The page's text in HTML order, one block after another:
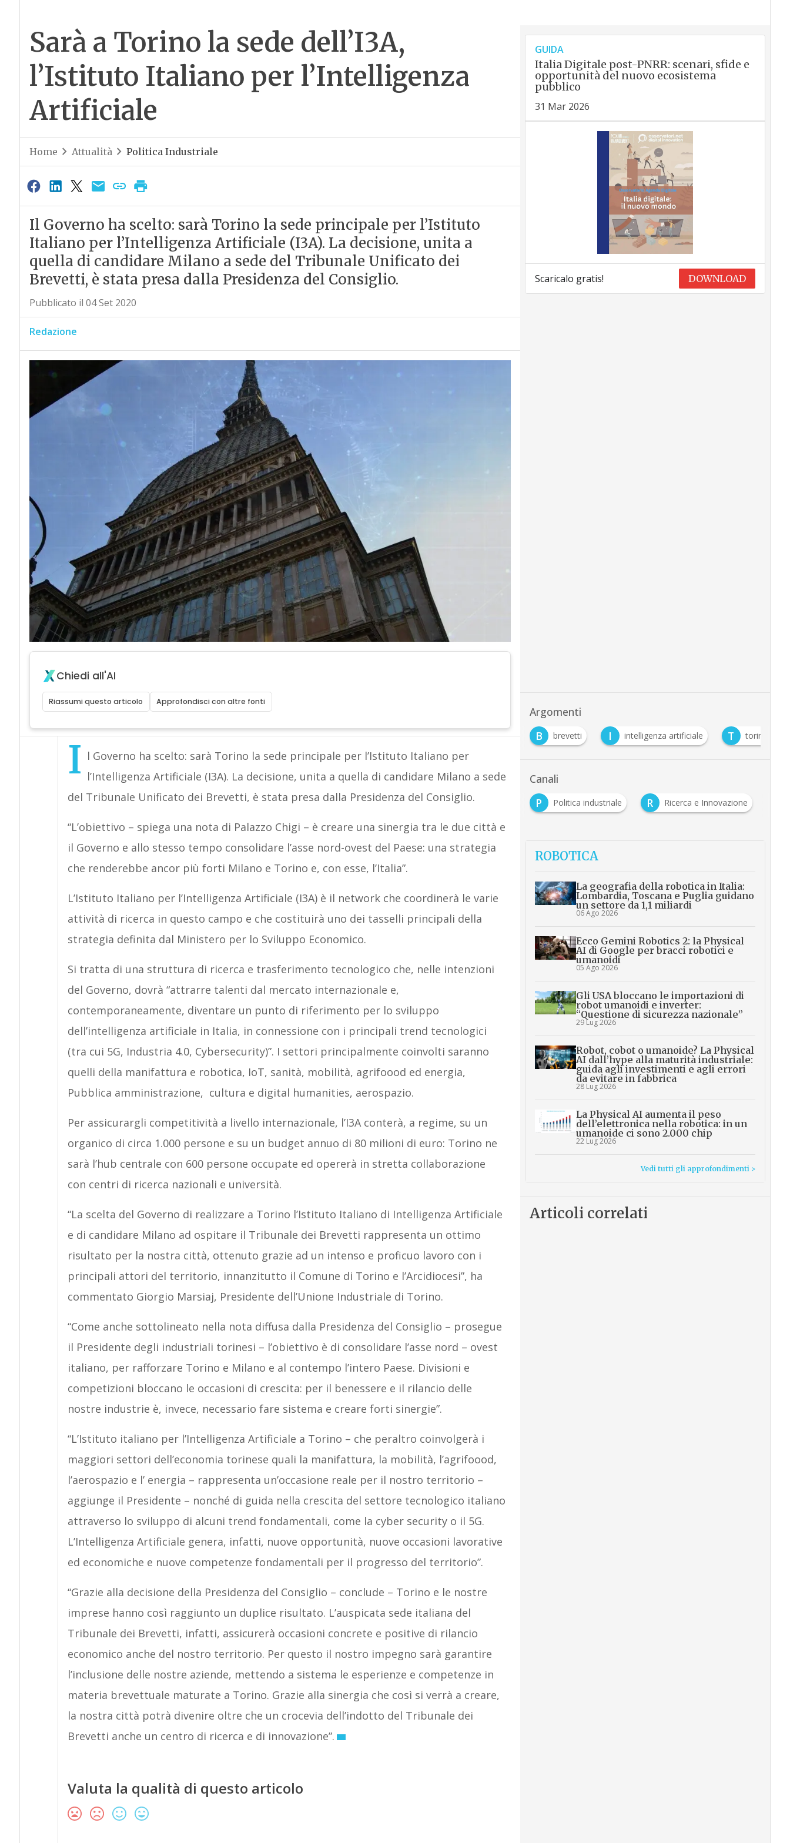
Sarà a Torino la sede dell’I3A,
l’Istituto Italiano per l’Intelligenza
Artificiale
Home Attualità Politica Industriale
Il Governo ha scelto: sarà Torino la sede principale per l’Istituto
Italiano per l’Intelligenza Artificiale (I3A). La decisione, unita a
quella di candidare Milano a sede del Tribunale Unificato dei
Brevetti, è stata presa dalla Presidenza del Consiglio.
Pubblicato il 04 Set 2020
Redazione
Chiedi all'AI
Riassumi questo articolo Approfondisci con altre fonti
I l Governo ha scelto: sarà Torino la sede principale per l’Istituto Italiano per
l’Intelligenza Artificiale (I3A). La decisione, unita a quella di candidare Milano a sede
del Tribunale Unificato dei Brevetti, è stata presa dalla Presidenza del Consiglio.
“L’obiettivo – spiega una nota di Palazzo Chigi – è creare una sinergia tra le due città e
il Governo e allo stesso tempo consolidare l’asse nord-ovest del Paese: una strategia
che renderebbe ancor più forti Milano e Torino e, con esse, l’Italia”.
L’Istituto Italiano per l’Intelligenza Artificiale (I3A) è il network che coordinerà le varie
attività di ricerca in questo campo e che costituirà uno dei tasselli principali della
strategia definita dal Ministero per lo Sviluppo Economico.
Si tratta di una struttura di ricerca e trasferimento tecnologico che, nelle intenzioni
del Governo, dovrà “attrarre talenti dal mercato internazionale e,
contemporaneamente, diventare un punto di riferimento per lo sviluppo
dell’intelligenza artificiale in Italia, in connessione con i principali trend tecnologici
(tra cui 5G, Industria 4.0, Cybersecurity)”. I settori principalmente coinvolti saranno
quelli della manifattura e robotica, IoT, sanità, mobilità, agrifoood ed energia,
Pubblica amministrazione, cultura e digital humanities, aerospazio.
Per assicurargli competitività a livello internazionale, l’I3A conterà, a regime, su un
organico di circa 1.000 persone e su un budget annuo di 80 milioni di euro: Torino ne
sarà l’hub centrale con 600 persone occupate ed opererà in stretta collaborazione
con centri di ricerca nazionali e università.
“La scelta del Governo di realizzare a Torino l’Istituto Italiano di Intelligenza Artificiale
e di candidare Milano ad ospitare il Tribunale dei Brevetti rappresenta un ottimo
risultato per la nostra città, ottenuto grazie ad un intenso e proficuo lavoro con i
principali attori del territorio, innanzitutto il Comune di Torino e l’Arcidiocesi”, ha
commentato Giorgio Marsiaj, Presidente dell’Unione Industriale di Torino.
“Come anche sottolineato nella nota diffusa dalla Presidenza del Consiglio – prosegue
il Presidente degli industriali torinesi – l’obiettivo è di consolidare l’asse nord – ovest
italiano, per rafforzare Torino e Milano e al contempo l’intero Paese. Divisioni e
competizioni bloccano le occasioni di crescita: per il benessere e il rilancio delle
nostre industrie è, invece, necessario fare sistema e creare forti sinergie”.
“L’Istituto italiano per l’Intelligenza Artificiale a Torino – che peraltro coinvolgerà i
maggiori settori dell’economia torinese quali la manifattura, la mobilità, l’agrifoood,
l’aerospazio e l’ energia – rappresenta un’occasione reale per il nostro territorio –
aggiunge il Presidente – nonché di guida nella crescita del settore tecnologico italiano
attraverso lo sviluppo di alcuni trend fondamentali, come la cyber security o il 5G.
L’Intelligenza Artificiale genera, infatti, nuove opportunità, nuove occasioni lavorative
ed economiche e nuove competenze fondamentali per il progresso del territorio”.
“Grazie alla decisione della Presidenza del Consiglio – conclude – Torino e le nostre
imprese hanno così raggiunto un duplice risultato. L’auspicata sede italiana del
Tribunale dei Brevetti, infatti, assicurerà occasioni concrete e positive di rilancio
economico anche del nostro territorio. Per questo il nostro impegno sarà garantire
l’inclusione delle nostre aziende, mettendo a sistema le esperienze e competenze in
materia brevettuale maturate a Torino. Grazie alla sinergia che così si verrà a creare,
la nostra città potrà divenire oltre che un crocevia dell’indotto del Tribunale dei
Brevetti anche un centro di ricerca e di innovazione”.
Valuta la qualità di questo articolo
GUIDA
Italia Digitale post-PNRR: scenari, sfide e
opportunità del nuovo ecosistema
pubblico
31 Mar 2026
Scaricalo gratis! DOWNLOAD
Argomenti
A
artificial intelligence B brevetti I intelligenza artificiale T torino
Canali
P
Politica industriale R Ricerca e Innovazione
ROBOTICA
La geografia della robotica in Italia:
Lombardia, Toscana e Puglia guidano
un settore da 1,1 miliardi
06 Ago 2026
Ecco Gemini Robotics 2: la Physical
AI di Google per bracci robotici e
umanoidi
05 Ago 2026
Gli USA bloccano le importazioni di
robot umanoidi e inverter:
“Questione di sicurezza nazionale”
29 Lug 2026
Robot, cobot o umanoide? La Physical
AI dall’hype alla maturità industriale:
guida agli investimenti e agli errori
da evitare in fabbrica
28 Lug 2026
La Physical AI aumenta il peso
dell’elettronica nella robotica: in un
umanoide ci sono 2.000 chip
22 Lug 2026
Vedi tutti gli approfondimenti >
Articoli correlati